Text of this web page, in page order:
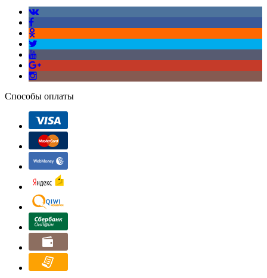
Способы оплаты